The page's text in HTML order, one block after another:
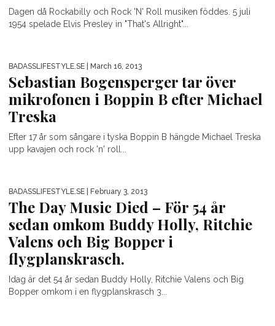
Dagen då Rockabilly och Rock 'N' Roll musiken föddes. 5 juli
1954 spelade Elvis Presley in "That's Allright"...
BADASSLIFESTYLE.SE | March 16, 2013
Sebastian Bogensperger tar över
mikrofonen i Boppin B efter Michael
Treska
Efter 17 år som sångare i tyska Boppin B hängde Michael Treska
upp kavajen och rock 'n' roll...
BADASSLIFESTYLE.SE | February 3, 2013
The Day Music Died – För 54 år
sedan omkom Buddy Holly, Ritchie
Valens och Big Bopper i
flygplanskrasch.
Idag är det 54 år sedan Buddy Holly, Ritchie Valens och Big
Bopper omkom i en flygplanskrasch 3...